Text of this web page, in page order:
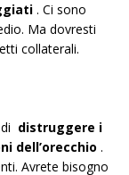
. Ci sono
Ma dovresti
collaterali.
distruggere i
dell’orecchio .
Avrete bisogno